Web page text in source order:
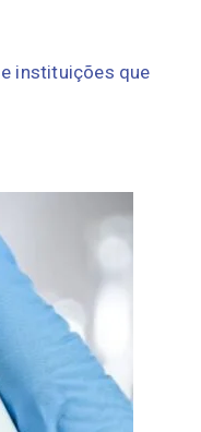
instituições que